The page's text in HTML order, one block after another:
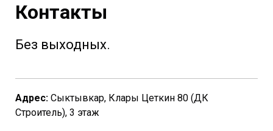
Контакты
Без выходных.
Адрес: Сыктывкар, Клары Цеткин 80 (ДК
Строитель), 3 этаж